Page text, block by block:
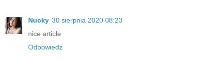
Nucky 30 sierpnia 2020 08:23
nice article
Odpowiedz